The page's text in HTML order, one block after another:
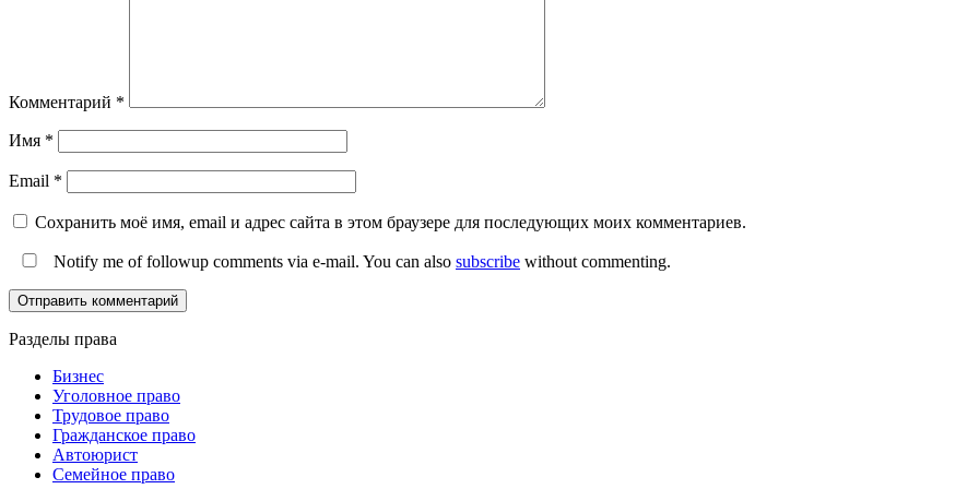
Комментарий *
Имя *
Email *
Сохранить моё имя, email и адрес сайта в этом браузере для последующих моих комментариев.
Notify me of followup comments via e-mail. You can also subscribe without commenting.
Разделы права
Бизнес
Уголовное право
Трудовое право
Гражданское право
Автоюрист
Семейное право